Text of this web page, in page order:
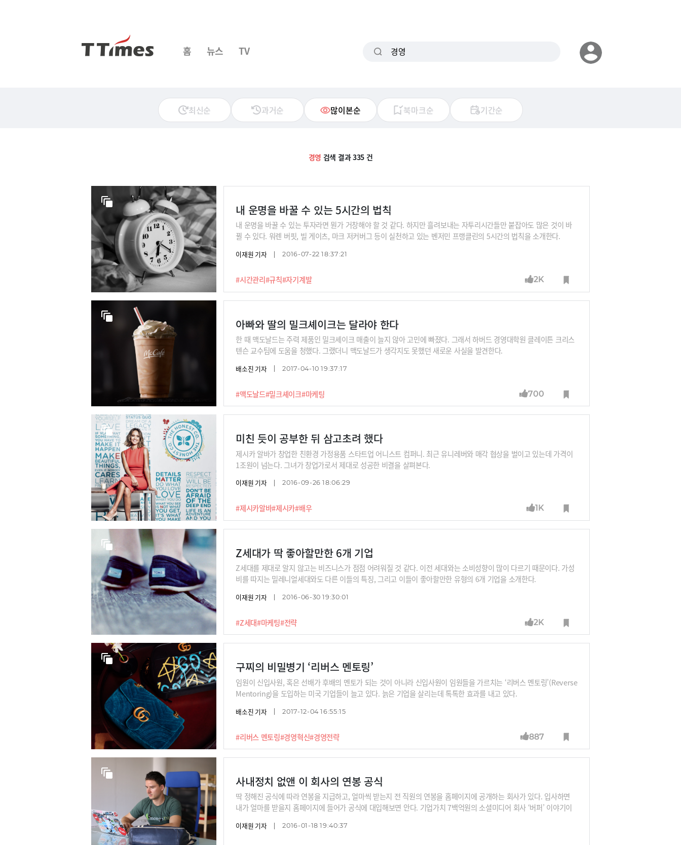
홈 뉴스 TV
최신순 과거순 많이본순 북마크순 기간순
경영 검색 결과 335 건
내 운명을 바꿀 수 있는 5시간의 법칙
#시간관리#규칙#자기계발
내 운명을 바꿀 수 있는 투자라면 뭔가 거창해야 할 것 같다. 하지만 흘려보내는 자투리시간들만 붙잡아도 많은 것이 바
뀔 수 있다. 워렌 버핏, 빌 게이츠, 마크 저커버그 등이 실천하고 있는 벤저민 프랭클린의 5시간의 법칙을 소개한다.
이재원 기자 2016-07-22 18:37:21
2K
아빠와 딸의 밀크셰이크는 달라야 한다
#맥도날드#밀크셰이크#마케팅
한 때 맥도날드는 주력 제품인 밀크셰이크 매출이 늘지 않아 고민에 빠졌다. 그래서 하버드 경영대학원 클레이튼 크리스
텐슨 교수팀에 도움을 청했다. 그랬더니 맥도날드가 생각지도 못했던 새로운 사실을 발견한다.
배소진 기자 2017-04-10 19:37:17
700
미친 듯이 공부한 뒤 삼고초려 했다
#제시카알바#제시카#배우
제시카 알바가 창업한 친환경 가정용품 스타트업 어니스트 컴퍼니. 최근 유니레버와 매각 협상을 벌이고 있는데 가격이
1조원이 넘는다. 그녀가 창업가로서 제대로 성공한 비결을 살펴본다.
이재원 기자 2016-09-26 18:06:29
1K
Z세대가 딱 좋아할만한 6개 기업
#Z세대#마케팅#전략
Z세대를 제대로 알지 않고는 비즈니스가 점점 어려워질 것 같다. 이전 세대와는 소비성향이 많이 다르기 때문이다. 가성
비를 따지는 밀레니얼세대와도 다른 이들의 특징, 그리고 이들이 좋아할만한 유형의 6개 기업을 소개한다.
이재원 기자 2016-06-30 19:30:01
2K
구찌의 비밀병기 ‘리버스 멘토링’
#리버스 멘토링#경영혁신#경영전략
임원이 신입사원, 혹은 선배가 후배의 멘토가 되는 것이 아니라 신입사원이 임원들을 가르치는 ‘리버스 멘토링’(Reverse
Mentoring)을 도입하는 미국 기업들이 늘고 있다. 늙은 기업을 살리는데 톡톡한 효과를 내고 있다.
배소진 기자 2017-12-04 16:55:15
887
사내정치 없앤 이 회사의 연봉 공식
딱 정해진 공식에 따라 연봉을 지급하고, 얼마씩 받는지 전 직원의 연봉을 홈페이지에 공개하는 회사가 있다. 입사하면
내가 얼마를 받을지 홈페이지에 들어가 공식에 대입해보면 안다. 기업가치 7백억원의 소셜미디어 회사 ‘버퍼’ 이야기이
이재원 기자 2016-01-18 19:40:37